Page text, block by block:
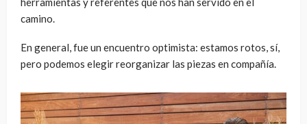
camino.
En general, fue un encuentro optimista: estamos rotos, sí,
pero podemos elegir reorganizar las piezas en compañía.